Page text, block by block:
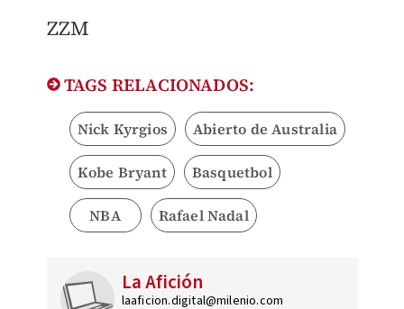
ZZM
TAGS RELACIONADOS:
Nick Kyrgios Abierto de Australia
Kobe Bryant Basquetbol
NBA Rafael Nadal
La Afición
laaficion.digital@milenio.com